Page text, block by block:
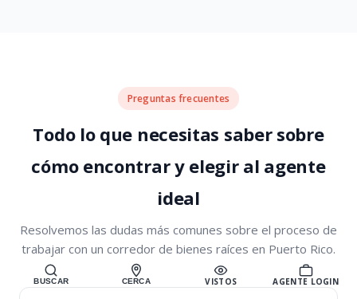
Preguntas frecuentes
Todo lo que necesitas saber sobre
cómo encontrar y elegir al agente
ideal
Resolvemos las dudas más comunes sobre el proceso de
trabajar con un corredor de bienes raíces en Puerto Rico.
BUSCAR CERCA VISTOS AGENTE LOGIN